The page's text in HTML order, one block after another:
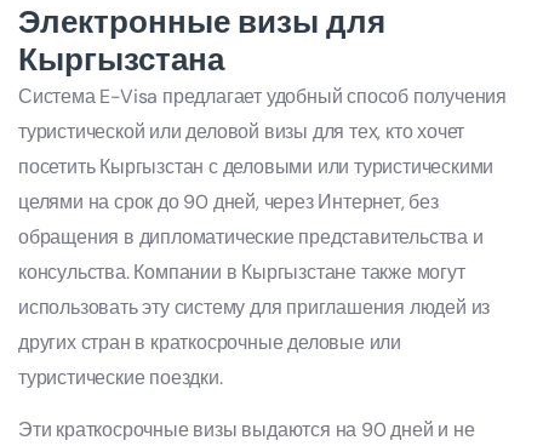
Электронные визы для
Кыргызстана
Система E-Visa предлагает удобный способ получения
туристической или деловой визы для тех, кто хочет
посетить Кыргызстан с деловыми или туристическими
целями на срок до 90 дней, через Интернет, без
обращения в дипломатические представительства и
консульства. Компании в Кыргызстане также могут
использовать эту систему для приглашения людей из
других стран в краткосрочные деловые или
туристические поездки.
Эти краткосрочные визы выдаются на 90 дней и не